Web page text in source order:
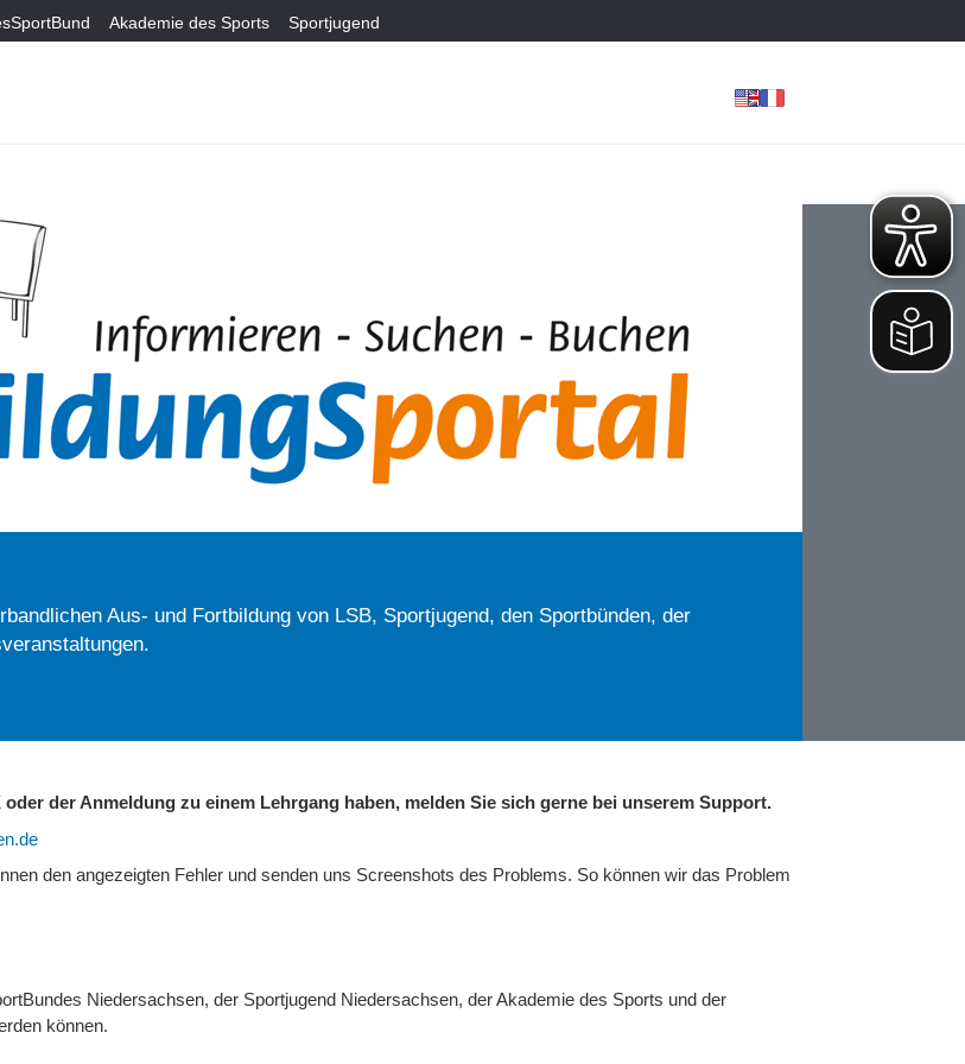
Akademie des Sports Sportjugend
Aus- und Fortbildung von LSB, Sportjugend, den Sportbünden, der
der Anmeldung zu einem Lehrgang haben, melden Sie sich gerne bei unserem Support.
den angezeigten Fehler und senden uns Screenshots des Problems. So können wir das Problem
Niedersachsen, der Sportjugend Niedersachsen, der Akademie des Sports und der
können.